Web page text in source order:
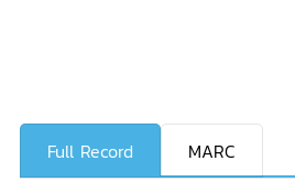
Full Record MARC